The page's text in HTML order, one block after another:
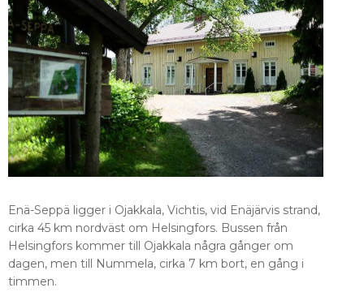
Enä-Seppä ligger i Ojakkala, Vichtis, vid Enäjärvis strand,
cirka 45 km nordväst om Helsingfors. Bussen från
Helsingfors kommer till Ojakkala några gånger om
dagen, men till Nummela, cirka 7 km bort, en gång i
timmen.